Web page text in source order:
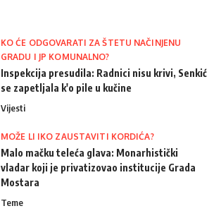
KO ĆE ODGOVARATI ZA ŠTETU NAČINJENU
GRADU I JP KOMUNALNO?
Inspekcija presudila: Radnici nisu krivi, Senkić
se zapetljala k'o pile u kučine
Vijesti
MOŽE LI IKO ZAUSTAVITI KORDIĆA?
Malo mačku teleća glava: Monarhistički
vladar koji je privatizovao institucije Grada
Mostara
Teme